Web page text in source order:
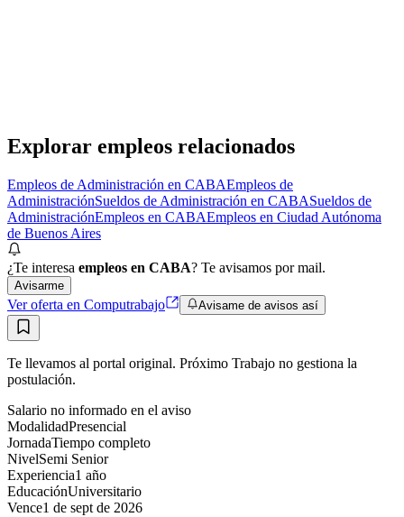
Explorar empleos relacionados
Empleos de Administración en CABAEmpleos de
AdministraciónSueldos de Administración en CABASueldos de
AdministraciónEmpleos en CABAEmpleos en Ciudad Autónoma
de Buenos Aires
¿Te interesa empleos en CABA? Te avisamos por mail.
Avisarme
Ver oferta en Computrabajo Avisame de avisos así
Te llevamos al portal original. Próximo Trabajo no gestiona la
postulación.
Salario no informado en el aviso
ModalidadPresencial
JornadaTiempo completo
NivelSemi Senior
Experiencia1 año
EducaciónUniversitario
Vence1 de sept de 2026